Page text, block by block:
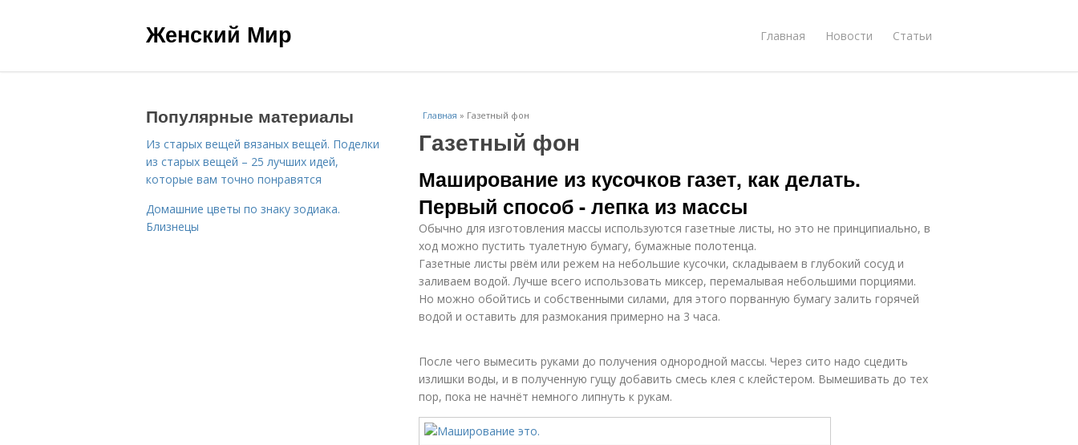
Женский Мир Главная Новости Статьи
Главная » Газетный фон
Газетный фон
Маширование из кусочков газет, как делать.
Первый способ - лепка из массы
Обычно для изготовления массы используются газетные листы, но это не принципиально, в
ход можно пустить туалетную бумагу, бумажные полотенца.
Газетные листы рвём или режем на небольшие кусочки, складываем в глубокий сосуд и
заливаем водой. Лучше всего использовать миксер, перемалывая небольшими порциями.
Но можно обойтись и собственными силами, для этого порванную бумагу залить горячей
водой и оставить для размокания примерно на 3 часа.
После чего вымесить руками до получения однородной массы. Через сито надо сцедить
излишки воды, и в полученную гущу добавить смесь клея с клейстером. Вымешивать до тех
пор, пока не начнёт немного липнуть к рукам.
Популярные материалы
Из старых вещей вязаных вещей. Поделки
из старых вещей – 25 лучших идей,
которые вам точно понравятся
Домашние цветы по знаку зодиака.
Близнецы